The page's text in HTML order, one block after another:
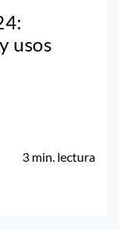
usos
3 min. lectura